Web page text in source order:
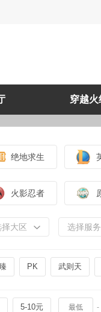
穿越火
绝地求生
火影忍者
择大区 选择服
PK 武则天
5-10元 -